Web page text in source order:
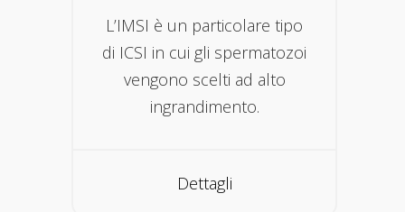
L’IMSI è un particolare tipo
di ICSI in cui gli spermatozoi
vengono scelti ad alto
ingrandimento.
Dettagli